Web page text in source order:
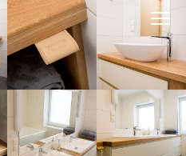
Close
EST ENG
WESSE DISAIN